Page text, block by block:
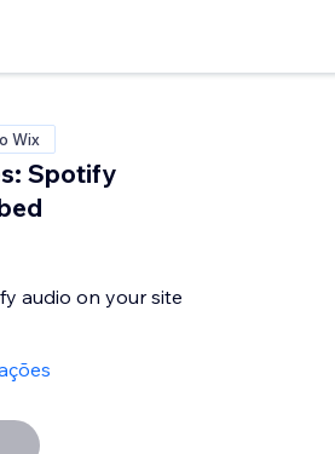
Wix
Spotify
audio on your site